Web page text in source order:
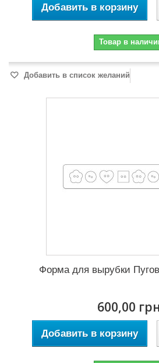
Добавить в корзину
Товар в
Добавить в список желаний
Форма для вырубки
600,00
Добавить в корзину